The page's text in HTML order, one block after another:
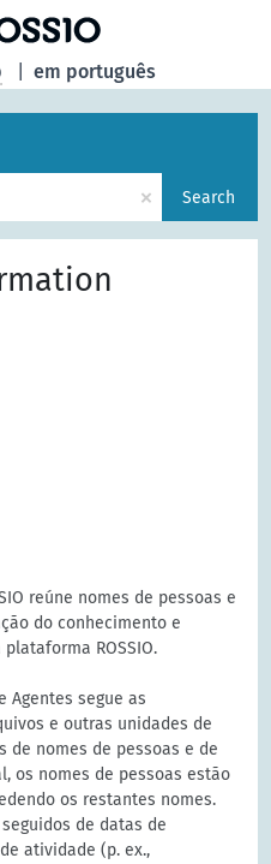
em português
× Search
reúne nomes de pessoas e
do conhecimento e
ROSSIO.
Agentes segue as
e outras unidades de
de nomes de pessoas e de
os nomes de pessoas estão
os restantes nomes.
de datas de
atividade (p. ex.,